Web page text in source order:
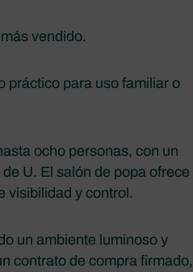
vendido.
práctico para uso familiar o
ocho personas, con un
U. El salón de popa ofrece
visibilidad y control.
un ambiente luminoso y
contrato de compra firmado,